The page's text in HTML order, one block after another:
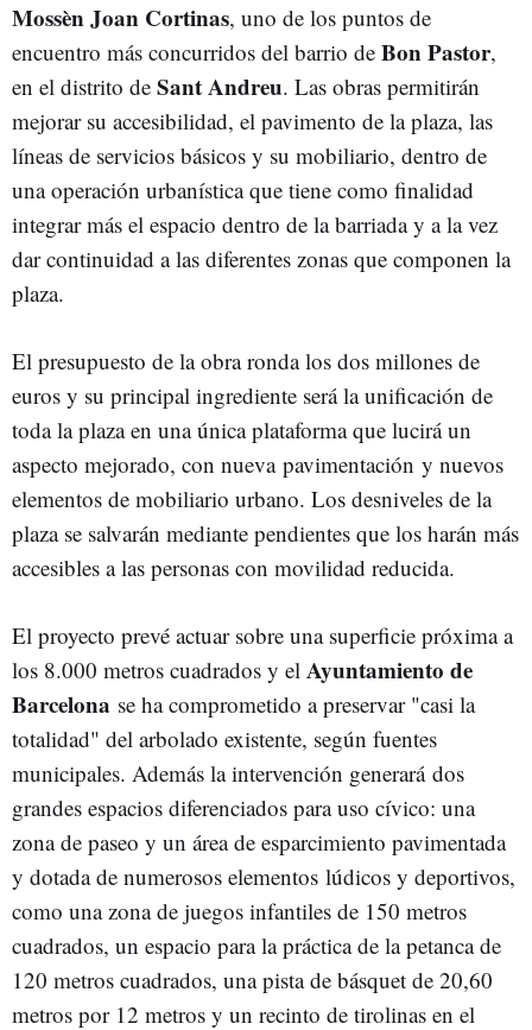
Mossèn Joan Cortinas, uno de los puntos de
encuentro más concurridos del barrio de Bon Pastor,
en el distrito de Sant Andreu. Las obras permitirán
mejorar su accesibilidad, el pavimento de la plaza, las
líneas de servicios básicos y su mobiliario, dentro de
una operación urbanística que tiene como finalidad
integrar más el espacio dentro de la barriada y a la vez
dar continuidad a las diferentes zonas que componen la
plaza.
El presupuesto de la obra ronda los dos millones de
euros y su principal ingrediente será la unificación de
toda la plaza en una única plataforma que lucirá un
aspecto mejorado, con nueva pavimentación y nuevos
elementos de mobiliario urbano. Los desniveles de la
plaza se salvarán mediante pendientes que los harán más
accesibles a las personas con movilidad reducida.
El proyecto prevé actuar sobre una superficie próxima a
los 8.000 metros cuadrados y el Ayuntamiento de
Barcelona se ha comprometido a preservar "casi la
totalidad" del arbolado existente, según fuentes
municipales. Además la intervención generará dos
grandes espacios diferenciados para uso cívico: una
zona de paseo y un área de esparcimiento pavimentada
y dotada de numerosos elementos lúdicos y deportivos,
como una zona de juegos infantiles de 150 metros
cuadrados, un espacio para la práctica de la petanca de
120 metros cuadrados, una pista de básquet de 20,60
metros por 12 metros y un recinto de tirolinas en el